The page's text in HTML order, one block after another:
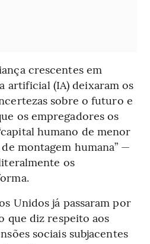
crescentes em
artificial (IA) deixaram os
sobre o futuro e
os empregadores os
humano de menor
montagem humana” —
os
Unidos já passaram por
que diz respeito aos
sociais subjacentes